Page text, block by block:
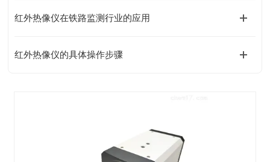
红外热像仪在铁路监测行业的应用
红外热像仪的具体操作步骤